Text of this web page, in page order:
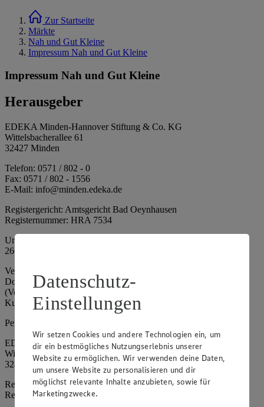
Zur Startseite
Märkte
Nah und Gut Kleine
Impressum Nah und Gut Kleine
Impressum Nah und Gut Kleine
Herausgeber
EDEKA Minden-Hannover Stiftung & Co. KG
Wittelsbacherallee 61
32427 Minden
Telefon: 0571 / 802 - 0
Fax: 0571 / 802 - 1556
E-Mail: info@minden.edeka.de
Registergericht: Amtsgericht Bad Oeynhausen
Registernummer: HRA 7534
Umsatzsteuer-Identifikationsnummer gem. § 27a UStG: DE
266067317
Vertretungsberechtigte: Mark Rosenkranz (Sprecher), Eileen
Dominique Klingsiek (Vorstandsmitglied), Ulf-U. Plath
(Vorstandsmitglied), Stephan Wohler (Vorstandsmitglied), Marc
Kuhlmann (Aufsichtsratsvorsitzender)
Persönlich haftende Gesellschafterin:
EDEKA Minden-Hannover Holding GmbH
Wittelsbacherallee 61
32427 Minden
Registergericht: Amtsgericht Bad Oeynhausen
Registernummer: HRB 4086
Datenschutz-
Einstellungen
Wir setzen Cookies und andere Technologien ein, um
dir ein bestmögliches Nutzungserlebnis unserer
Website zu ermöglichen. Wir verwenden deine Daten,
um unsere Website zu personalisieren und dir
möglichst relevante Inhalte anzubieten, sowie für
Marketingzwecke.